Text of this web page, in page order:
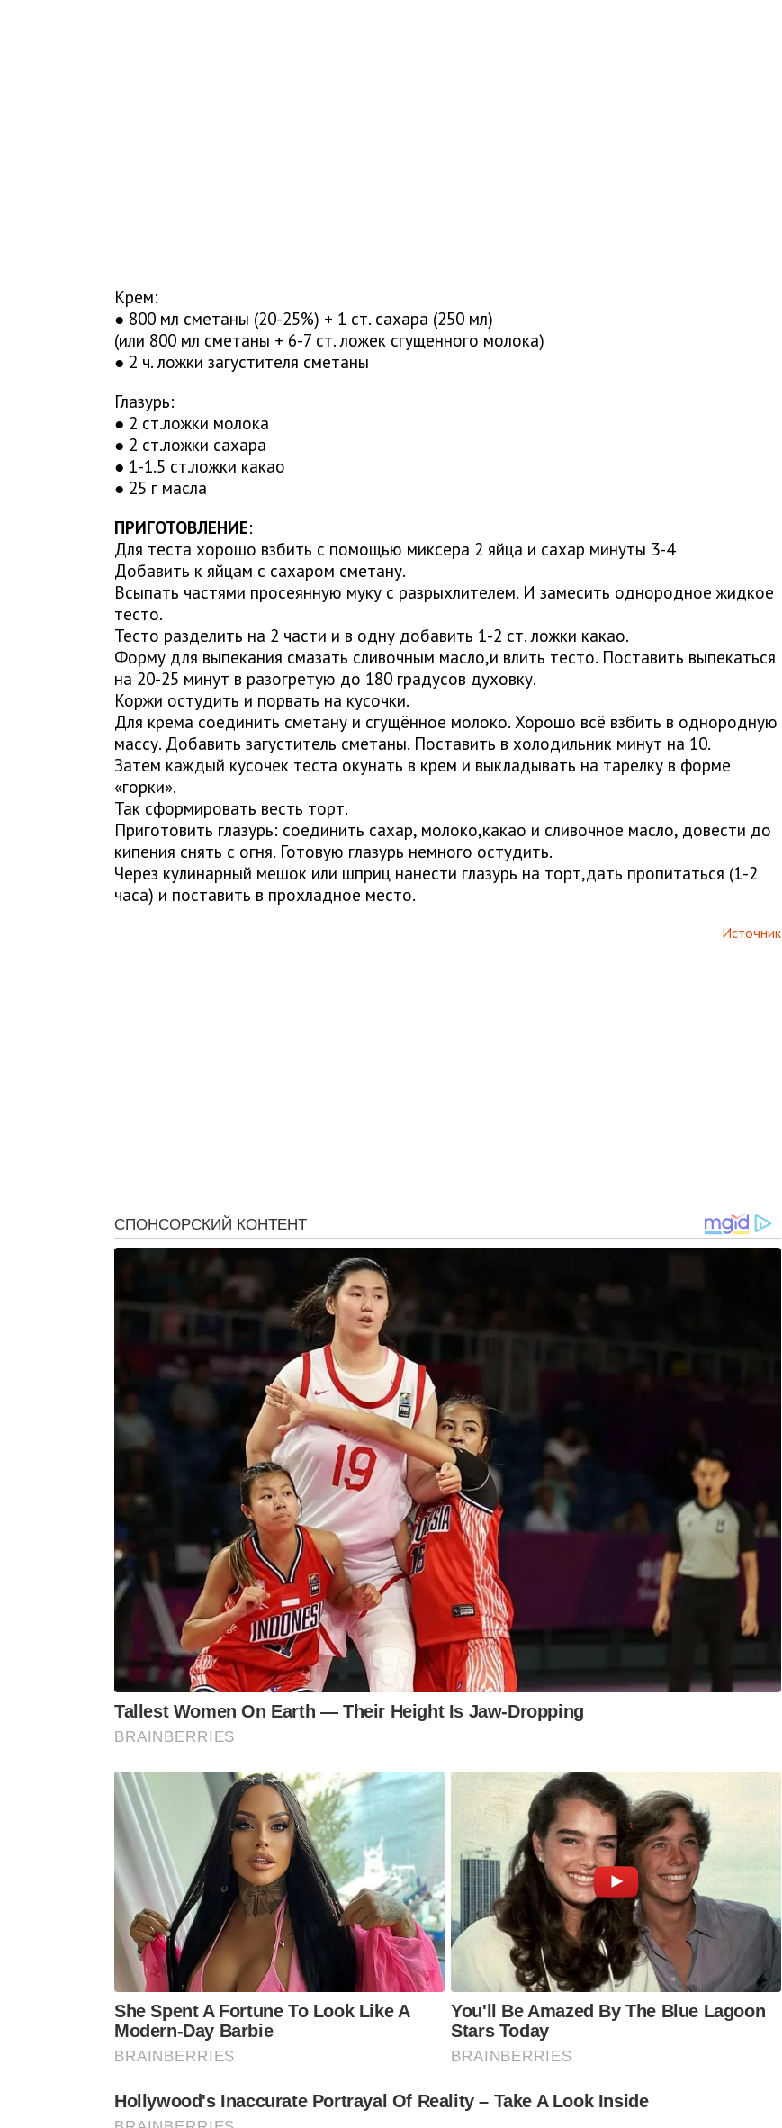
Крем:
● 800 мл сметаны (20-25%) + 1 ст. сахара (250 мл)
(или 800 мл сметаны + 6-7 ст. ложек сгущенного молока)
● 2 ч. ложки загустителя сметаны
Глазурь:
● 2 ст.ложки молока
● 2 ст.ложки сахара
● 1-1.5 ст.ложки какао
● 25 г масла
ПРИГОТОВЛЕНИЕ:
Для теста хорошо взбить с помощью миксера 2 яйца и сахар минуты 3-4
Добавить к яйцам с сахаром сметану.
Всыпать частями просеянную муку с разрыхлителем. И замесить однородное жидкое
тесто.
Тесто разделить на 2 части и в одну добавить 1-2 ст. ложки какао.
Форму для выпекания смазать сливочным масло,и влить тесто. Поставить выпекаться
на 20-25 минут в разогретую до 180 градусов духовку.
Коржи остудить и порвать на кусочки.
Для крема соединить сметану и сгущённое молоко. Хорошо всё взбить в однородную
массу. Добавить загуститель сметаны. Поставить в холодильник минут на 10.
Затем каждый кусочек теста окунать в крем и выкладывать на тарелку в форме
«горки».
Так сформировать весть торт.
Приготовить глазурь: соединить сахар, молоко,какао и сливочное масло, довести до
кипения снять с огня. Готовую глазурь немного остудить.
Через кулинарный мешок или шприц нанести глазурь на торт,дать пропитаться (1-2
часа) и поставить в прохладное место.
Источник